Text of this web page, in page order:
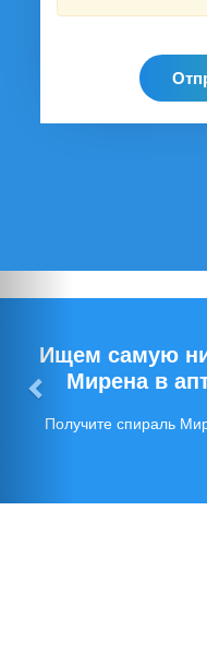
Ищем самую
Мирена в
Получите спираль